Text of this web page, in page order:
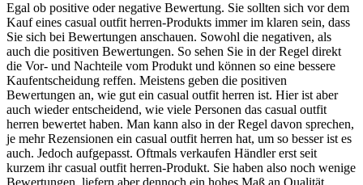
Egal ob positive oder negative Bewertung. Sie sollten sich vor dem
Kauf eines casual outfit herren-Produkts immer im klaren sein, dass
Sie sich bei Bewertungen anschauen. Sowohl die negativen, als
auch die positiven Bewertungen. So sehen Sie in der Regel direkt
die Vor- und Nachteile vom Produkt und können so eine bessere
Kaufentscheidung reffen. Meistens geben die positiven
Bewertungen an, wie gut ein casual outfit herren ist. Hier ist aber
auch wieder entscheidend, wie viele Personen das casual outfit
herren bewertet haben. Man kann also in der Regel davon sprechen,
je mehr Rezensionen ein casual outfit herren hat, um so besser ist es
auch. Jedoch aufgepasst. Oftmals verkaufen Händler erst seit
kurzem ihr casual outfit herren-Produkt. Sie haben also noch wenige